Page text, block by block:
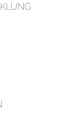
Unterricht